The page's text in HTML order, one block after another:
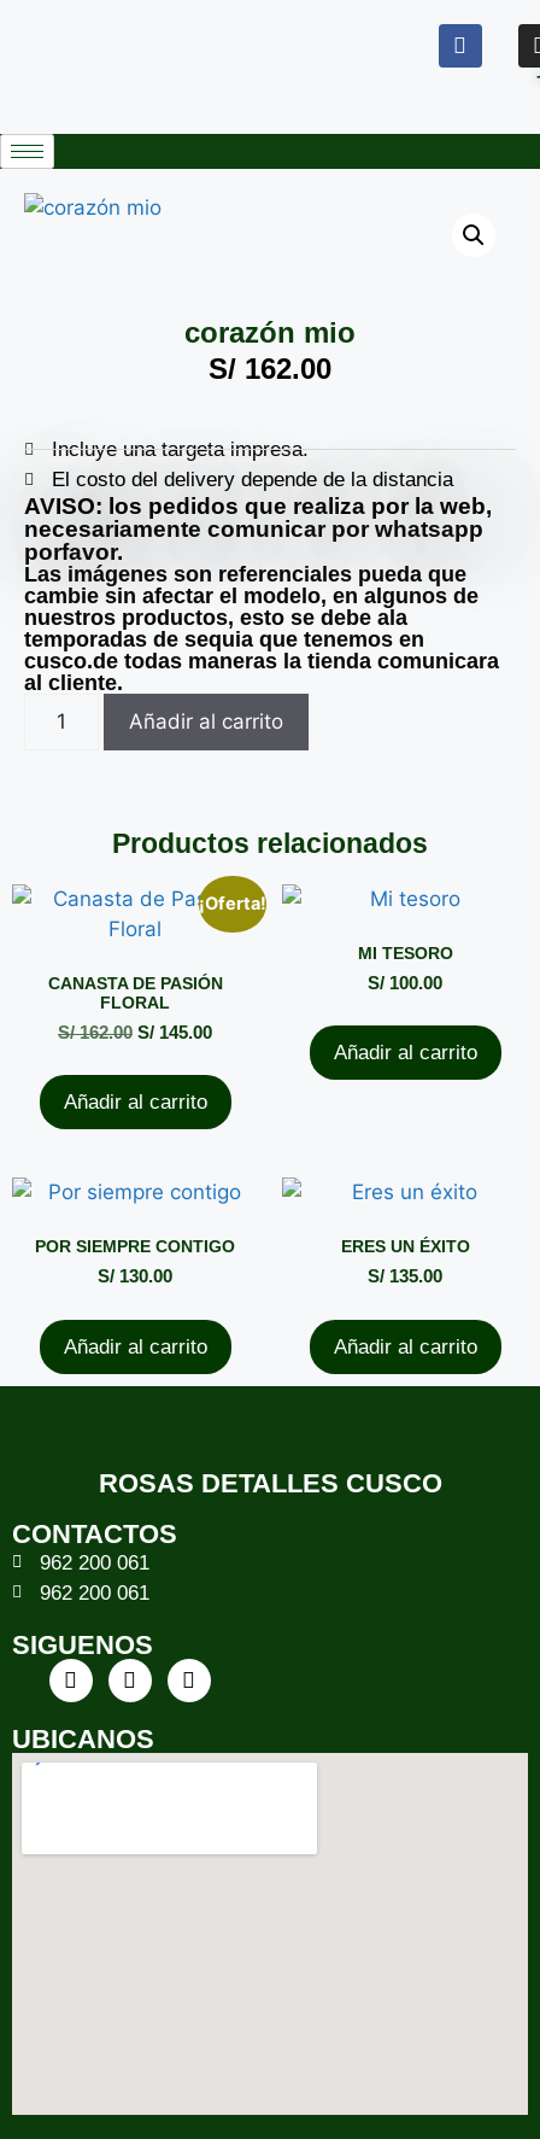
corazón mio
S/ 162.00
Incluye una targeta impresa.
El costo del delivery depende de la distancia
AVISO: los pedidos que realiza por la web,
necesariamente comunicar por whatsapp
porfavor.
Las imágenes son referenciales pueda que
cambie sin afectar el modelo, en algunos de
nuestros productos, esto se debe ala
temporadas de sequia que tenemos en
cusco.de todas maneras la tienda comunicara
al cliente.
Añadir al carrito
Productos relacionados
¡Oferta!
CANASTA DE PASIÓN
FLORAL
S/162.00 S/ 145.00
Añadir al carrito
MI TESORO
S/ 100.00
Añadir al carrito
POR SIEMPRE CONTIGO
S/ 130.00
Añadir al carrito
ERES UN ÉXITO
S/ 135.00
Añadir al carrito
ROSAS DETALLES CUSCO
CONTACTOS
962 200 061
962 200 061
SIGUENOS
UBICANOS